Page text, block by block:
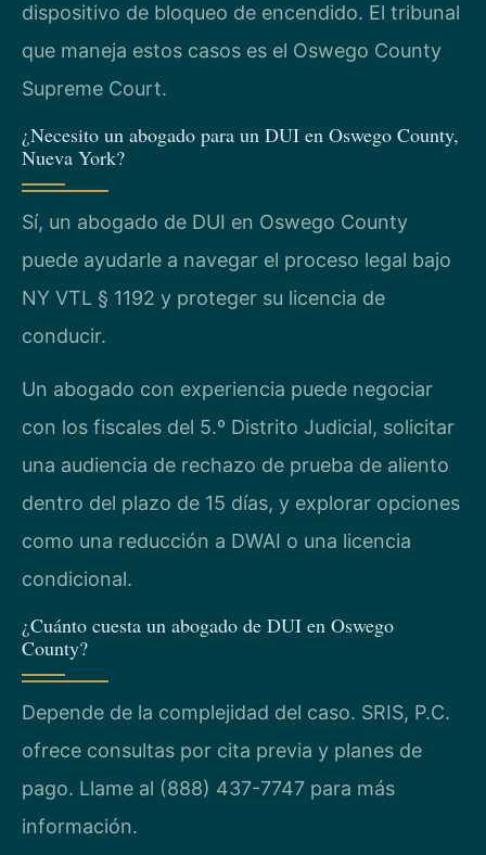
dispositivo de bloqueo de encendido. El tribunal
que maneja estos casos es el Oswego County
Supreme Court.
¿Necesito un abogado para un DUI en Oswego County,
Nueva York?
Sí, un abogado de DUI en Oswego County
puede ayudarle a navegar el proceso legal bajo
NY VTL § 1192 y proteger su licencia de
conducir.
Un abogado con experiencia puede negociar
con los fiscales del 5.º Distrito Judicial, solicitar
una audiencia de rechazo de prueba de aliento
dentro del plazo de 15 días, y explorar opciones
como una reducción a DWAI o una licencia
condicional.
¿Cuánto cuesta un abogado de DUI en Oswego
County?
Depende de la complejidad del caso. SRIS, P.C.
ofrece consultas por cita previa y planes de
pago. Llame al (888) 437-7747 para más
información.